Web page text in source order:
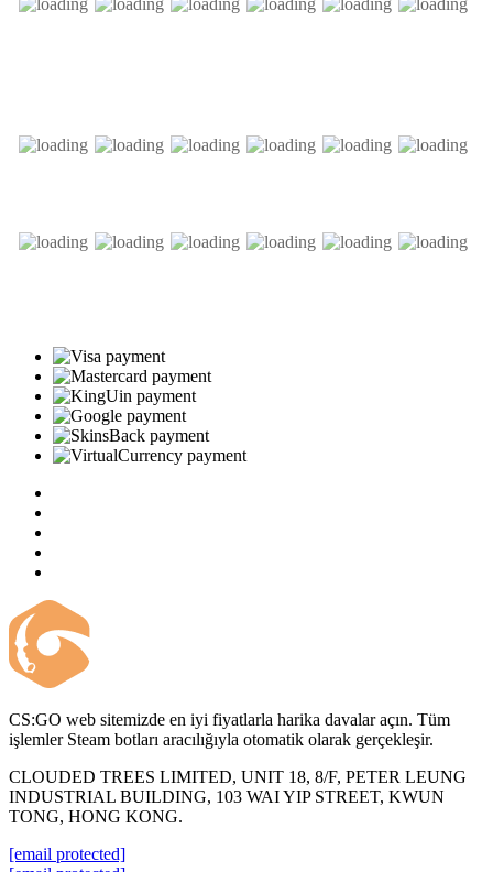
CS:GO web sitemizde en iyi fiyatlarla harika davalar açın. Tüm
işlemler Steam botları aracılığıyla otomatik olarak gerçekleşir.
CLOUDED TREES LIMITED, UNIT 18, 8/F, PETER LEUNG
INDUSTRIAL BUILDING, 103 WAI YIP STREET, KWUN
TONG, HONG KONG.
[email protected]